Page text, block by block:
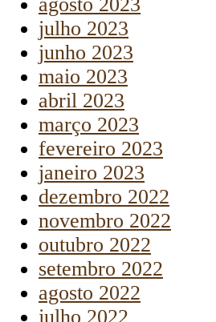
agosto 2023
julho 2023
junho 2023
maio 2023
abril 2023
março 2023
fevereiro 2023
janeiro 2023
dezembro 2022
novembro 2022
outubro 2022
setembro 2022
agosto 2022
julho 2022